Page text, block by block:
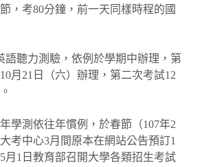
，考80分鐘，前一天同樣時程的國
語聽力測驗，依例於學期中辦理，第
月21日（六）辦理，第二次考試12
學測依往年慣例，於春節（107年2
考中心3月間原本在網站公告預訂1
月1日教育部召開大學各類招生考試